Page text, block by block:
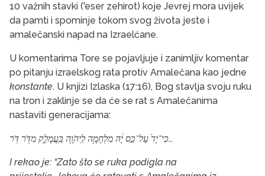
10 važnih stavki ('eser zehirot) koje Jevrej mora uvijek
da pamti i spominje tokom svog života jeste i
amalečanski napad na Izraelćane.
U komentarima Tore se pojavljuje i zanimljiv komentar
po pitanju izraelskog rata protiv Amalečana kao jedne
konstante. U knjizi Izlaska (17:16), Bog stavlja svoju ruku
na tron ​​i zaklinje se da će se rat s Amalečanima
nastaviti generacijama:
כִּי־יָד֙ עַל־כֵּ֣ס יָ֔הּ מִלְחָמָ֥ה לַֽיהֹוָ֖ה בַּֽעֲמָלֵ֑ק מִדֹּ֖ר דֹּֽר…
I rekao je: “Zato što se ruka podigla na